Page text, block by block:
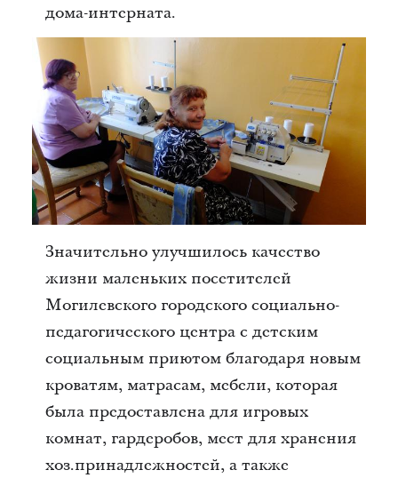
дома-интерната.
Значительно улучшилось качество
жизни маленьких посетителей
Могилевского городского социально-
педагогического центра с детским
социальным приютом благодаря новым
кроватям, матрасам, мебели, которая
была предоставлена для игровых
комнат, гардеробов, мест для хранения
хоз.принадлежностей, а также